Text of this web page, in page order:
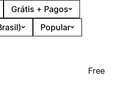
Grátis + Pagos
Popular
Free